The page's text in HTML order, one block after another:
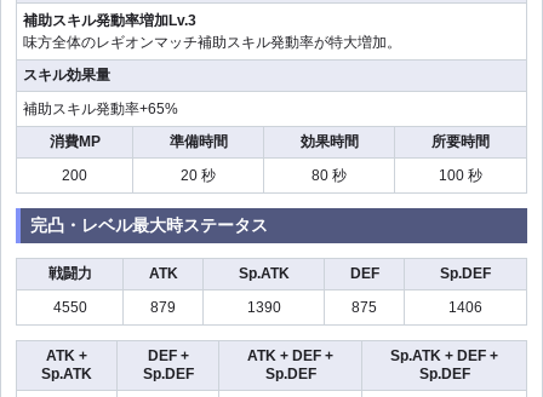
補助スキル発動率増加Lv.3
味方全体のレギオンマッチ補助スキル発動率が特大増加。
スキル効果量
補助スキル発動率+65%
消費MP
準備時間 効果時間
所要時間
200
20 秒 80 秒 100 秒
完凸・レベル最大時ステータス
戦闘力 ATK Sp.ATK DEF
Sp.DEF
4550
879 1390 875 1406
ATK +
Sp.ATK
DEF +
Sp.DEF
ATK + DEF +
Sp.DEF
Sp.ATK + DEF +
Sp.DEF